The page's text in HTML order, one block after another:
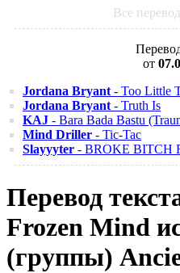
Все
от
Jordana Bryant - Too Little
Jordana Bryant - Truth Is
KAJ - Bara Bada Bastu
Mind Driller - Tic-Tac
Slayyyter - BROKE BITCH
Перевод
Frozen Mind
(группы)